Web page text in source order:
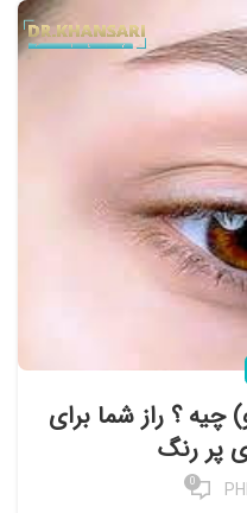
چیه ؟ راز شما برای
پر رنگ
0